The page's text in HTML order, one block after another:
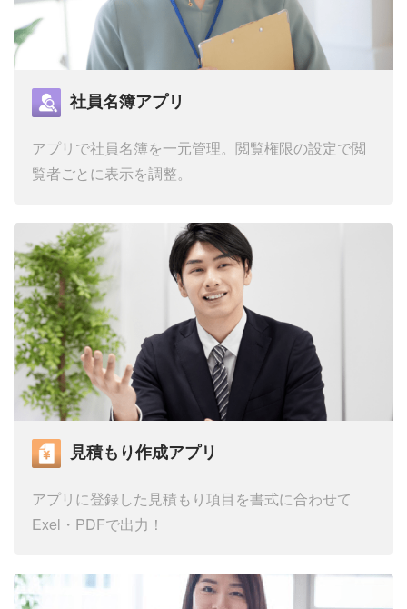
社員名簿アプリ
アプリで社員名簿を一元管理。 閲覧権限の設定で閲
覧者ごとに表示を調整。
見積もり作成アプリ
アプリに登録した見積もり項目を書式に合わせて
Exel・PDFで出力！